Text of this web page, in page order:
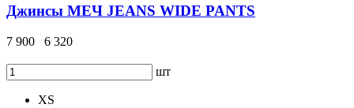
Джинсы МЕЧ JEANS WIDE PANTS
7 900 6 320
шт
XS